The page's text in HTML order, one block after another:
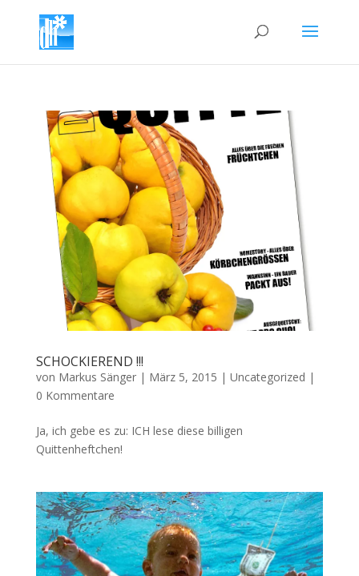
SCHOCKIEREND !!!
von Markus Sänger| März 5, 2015 | Uncategorized |
0 Kommentare
Ja, ich gebe es zu: ICH lese diese billigen
Quittenheftchen!